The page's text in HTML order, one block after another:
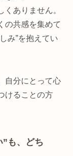
ありません。
の共感を集めて
み”を抱えてい
自分にとって心
けることの方
”も、どち